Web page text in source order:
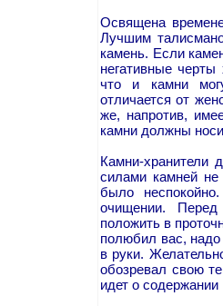
Освящена
Лучшим
камень. Если
негативные черты
что и камни
отличается от
же, напротив,
камни должны
Камни-хранители
силами камней
было
очищении.
положить в
полюбил вас, надо
в руки.
обозревал свою
идет о содержании